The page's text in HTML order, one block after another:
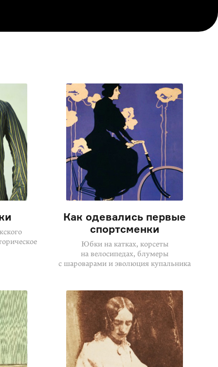
Как одевались первые
спортсменки
Юбки на катках, корсеты
на велосипедах, блумеры
с шароварами и эволюция купальника